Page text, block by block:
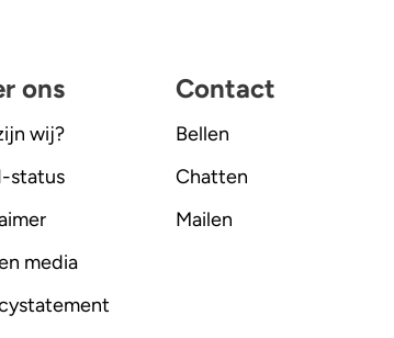
ons
wij?
status
media
Contact
Bellen
Chatten
Mailen